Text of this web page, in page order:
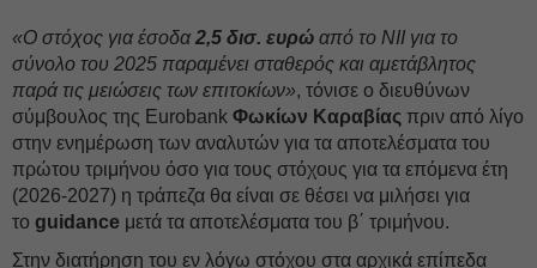
«Ο στόχος για έσοδα 2,5 δισ. ευρώ από το NII για το
σύνολο του 2025 παραμένει σταθερός και αμετάβλητος
παρά τις μειώσεις των επιτοκίων», τόνισε ο διευθύνων
σύμβουλος της Eurobank Φωκίων Καραβίας πριν από λίγο
στην ενημέρωση των αναλυτών για τα αποτελέσματα του
πρώτου τριμήνου όσο για τους στόχους για τα επόμενα έτη
(2026-2027) η τράπεζα θα είναι σε θέσει να μιλήσει για
το guidance μετά τα αποτελέσματα του β΄ τριμήνου.
Στην διατήρηση του εν λόγω στόχου στα αρχικά επίπεδα